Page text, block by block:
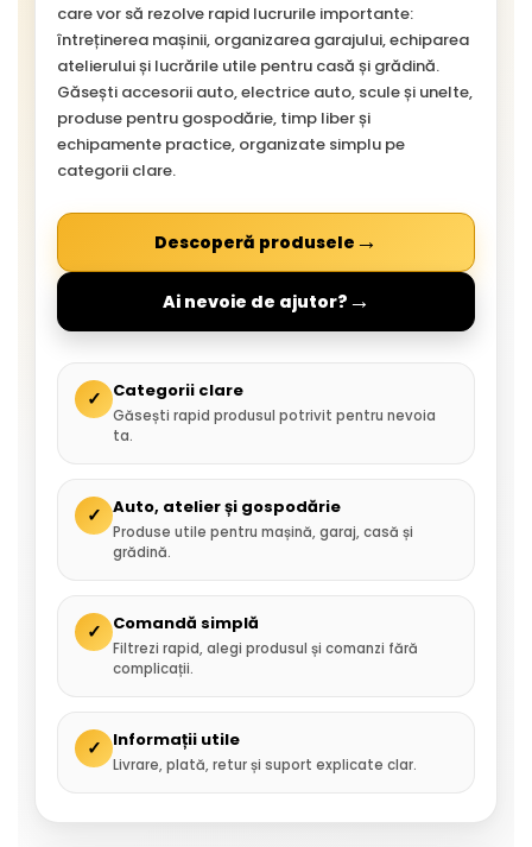
care vor să rezolve rapid lucrurile importante:
întreținerea mașinii, organizarea garajului, echiparea
atelierului și lucrările utile pentru casă și grădină.
Găsești accesorii auto, electrice auto, scule și unelte,
produse pentru gospodărie, timp liber și
echipamente practice, organizate simplu pe
categorii clare.
Descoperă produsele →
Ai nevoie de ajutor? →
✓ Categorii clare
Găsești rapid produsul potrivit pentru nevoia
ta.
✓ Auto, atelier și gospodărie
Produse utile pentru mașină, garaj, casă și
grădină.
✓ Comandă simplă
Filtrezi rapid, alegi produsul și comanzi fără
complicații.
✓ Informații utile
Livrare, plată, retur și suport explicate clar.